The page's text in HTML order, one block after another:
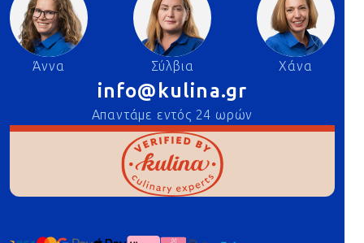
Άννα Σύλβια Χάνα
info@kulina.gr
Απαντάμε εντός 24 ωρών